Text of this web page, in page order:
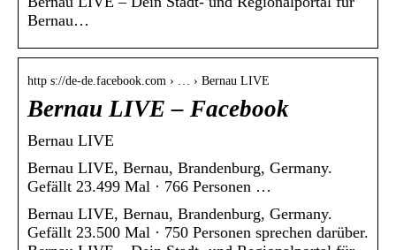
Bernau…
http s://de-de.facebook.com › … › Bernau LIVE
Bernau LIVE – Facebook
Bernau LIVE
Bernau LIVE, Bernau, Brandenburg, Germany.
Gefällt 23.499 Mal · 766 Personen …
Bernau LIVE, Bernau, Brandenburg, Germany.
Gefällt 23.500 Mal · 750 Personen sprechen darüber.